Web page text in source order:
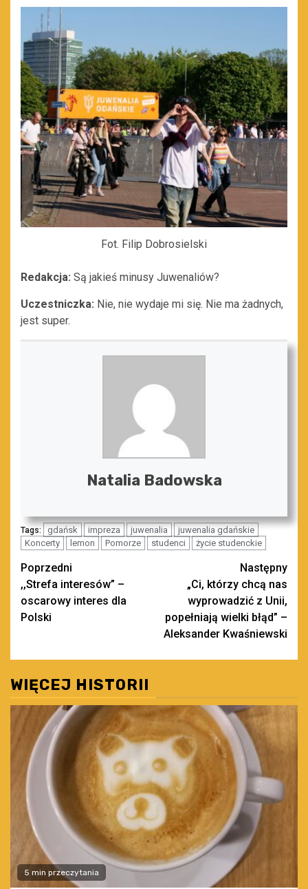
Fot. Filip Dobrosielski
Redakcja: Są jakieś minusy Juwenaliów?
Uczestniczka: Nie, nie wydaje mi się. Nie ma żadnych,
jest super.
Natalia Badowska
Tags: gdańsk impreza juwenalia
juwenalia gdańskie
Koncerty
lemon Pomorze studenci życie studenckie
Zobacz
wpisy
Poprzedni
,,Strefa interesów” –
oscarowy interes dla
Polski
Następny
„Ci, którzy chcą nas
wyprowadzić z Unii,
popełniają wielki błąd” –
Aleksander Kwaśniewski
WIĘCEJ HISTORII
5 min przeczytania